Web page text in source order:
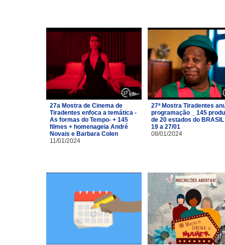
27a Mostra de Cinema de
Tiradentes enfoca a temática -
As formas do Tempo- + 145
filmes + homenageia André
Novais e Barbara Colen
11/01/2024
27ª Mostra Tiradentes
programação _ 145
de 20 estados do BRASIL
19 a 27/01
08/01/2024